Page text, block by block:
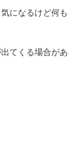
になるけど何も
てくる場合があ